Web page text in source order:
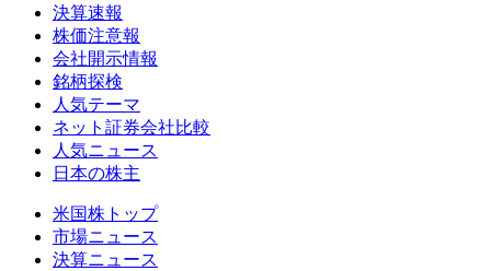
決算速報
株価注意報
会社開示情報
銘柄探検
人気テーマ
ネット証券会社比較
人気ニュース
日本の株主
米国株トップ
市場ニュース
決算ニュース